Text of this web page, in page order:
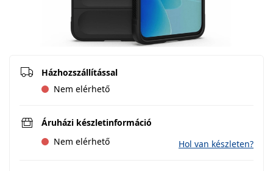
Házhozszállítással
Nem elérhető
Áruházi készletinformáció
Nem elérhető
Hol van készleten?